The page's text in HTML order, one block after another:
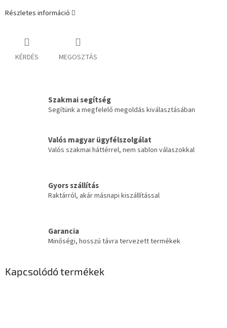
Részletes információ
KÉRDÉS MEGOSZTÁS
Szakmai segítség
Segítünk a megfelelő megoldás kiválasztásában
Valós magyar ügyfélszolgálat
Valós szakmai háttérrel, nem sablon válaszokkal
Gyors szállítás
Raktárról, akár másnapi kiszállítással
Garancia
Minőségi, hosszú távra tervezett termékek
Kapcsolódó termékek